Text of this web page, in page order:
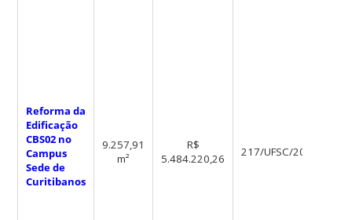
Reforma da
Edificação
CBS02 no
Campus
Sede de
Curitibanos
9.257,91
m²
R$
5.484.220,26
217/UFSC/2025